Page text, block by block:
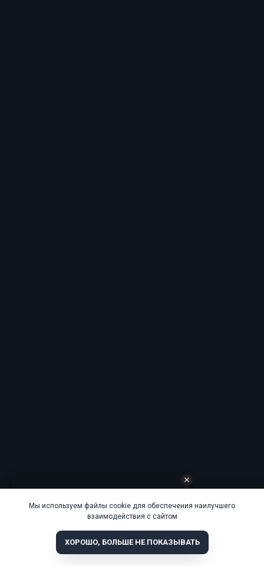
Мы используем файлы cookie для обеспечения наилучшего
взаимодействия с сайтом
ХОРОШО, БОЛЬШЕ НЕ ПОКАЗЫВАТЬ